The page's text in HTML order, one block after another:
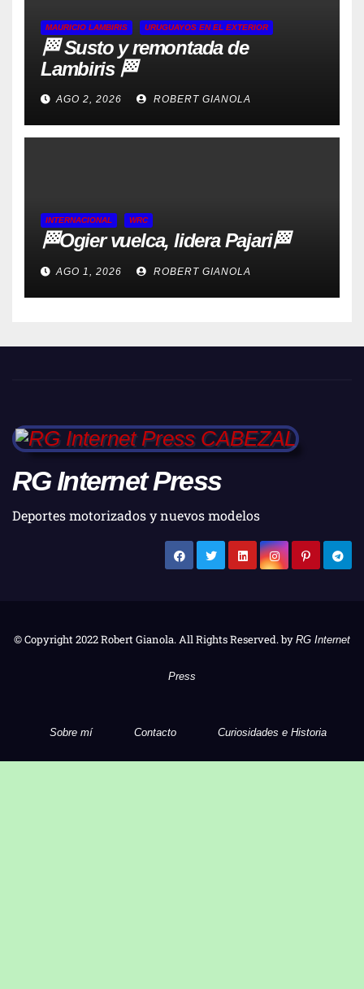
MAURICIO LAMBIRIS URUGUAYOS EN EL EXTERIOR
🏁 Susto y remontada de
Lambiris 🏁
AGO 2, 2026 ROBERT GIANOLA
INTERNACIONAL WRC
🏁Ogier vuelca, lidera Pajari🏁
AGO 1, 2026 ROBERT GIANOLA
RG Internet Press
Deportes motorizados y nuevos modelos
© Copyright 2022 Robert Gianola. All Rights Reserved. by RG Internet
Press
Sobre mí Contacto Curiosidades e Historia